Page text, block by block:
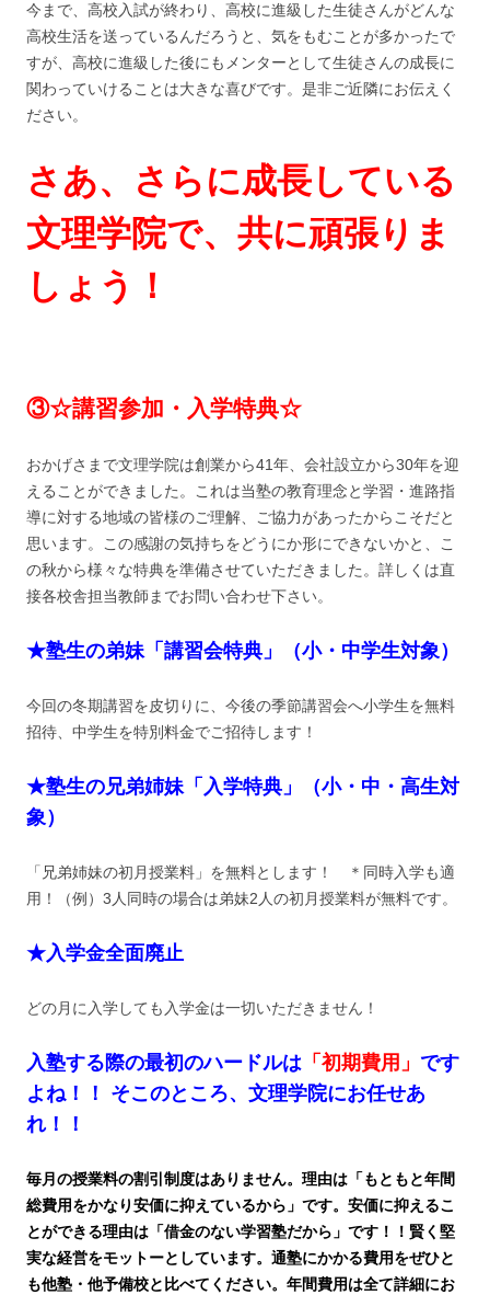
今まで、高校入試が終わり、高校に進級した生徒さんがどんな
高校生活を送っているんだろうと、気をもむことが多かったで
すが、高校に進級した後にもメンターとして生徒さんの成長に
関わっていけることは大きな喜びです。是非ご近隣にお伝えく
ださい。
さあ、さらに成長している
文理学院で、共に頑張りま
しょう！
③☆講習参加・入学特典☆
おかげさまで文理学院は創業から41年、会社設立から30年を迎
えることができました。これは当塾の教育理念と学習・進路指
導に対する地域の皆様のご理解、ご協力があったからこそだと
思います。この感謝の気持ちをどうにか形にできないかと、こ
の秋から様々な特典を準備させていただきました。詳しくは直
接各校舎担当教師までお問い合わせ下さい。
★塾生の弟妹「講習会特典」（小・中学生対象）
今回の冬期講習を皮切りに、今後の季節講習会へ小学生を無料
招待、中学生を特別料金でご招待します！
★塾生の兄弟姉妹「入学特典」（小・中・高生対
象）
「兄弟姉妹の初月授業料」を無料とします！ ＊同時入学も適
用！（例）3人同時の場合は弟妹2人の初月授業料が無料です。
★入学金全面廃止
どの月に入学しても入学金は一切いただきません！
入塾する際の最初のハードルは 「初期費用」 です
よね！！ そこのところ、文理学院にお任せあ
れ！！
毎月の授業料の割引制度はありません。理由は「もともと年間
総費用をかなり安価に抑えているから」です。安価に抑えるこ
とができる理由は「借金のない学習塾だから」です！！賢く堅
実な経営をモットーとしています。通塾にかかる費用をぜひと
も他塾・他予備校と比べてください。年間費用は全て詳細にお